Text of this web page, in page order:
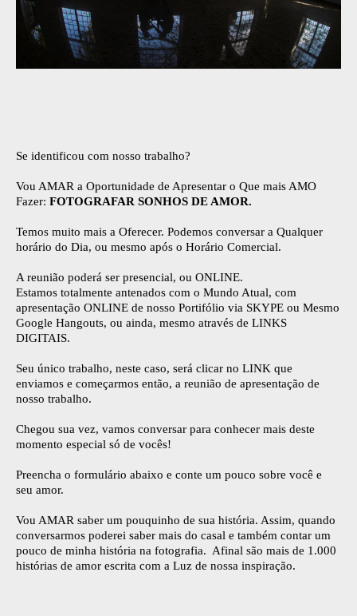
Se identificou com nosso trabalho?
Vou AMAR a Oportunidade de Apresentar o Que mais AMO
Fazer: FOTOGRAFAR SONHOS DE AMOR.
Temos muito mais a Oferecer. Podemos conversar a Qualquer
horário do Dia, ou mesmo após o Horário Comercial.
A reunião poderá ser presencial, ou ONLINE.
Estamos totalmente antenados com o Mundo Atual, com
apresentação ONLINE de nosso Portifólio via SKYPE ou Mesmo
Google Hangouts, ou ainda, mesmo através de LINKS
DIGITAIS.
Seu único trabalho, neste caso, será clicar no LINK que
enviamos e começarmos então, a reunião de apresentação de
nosso trabalho.
Chegou sua vez, vamos conversar para conhecer mais deste
momento especial só de vocês!
Preencha o formulário abaixo e conte um pouco sobre você e
seu amor.
Vou AMAR saber um pouquinho de sua história. Assim, quando
conversarmos poderei saber mais do casal e também contar um
pouco de minha história na fotografia. Afinal são mais de 1.000
histórias de amor escrita com a Luz de nossa inspiração.